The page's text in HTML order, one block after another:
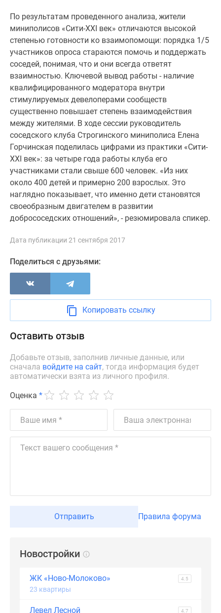
рынка
Покупателю
Экспертиза
новостроек
Эксперты
авторы
проекте
Контакты
Реклама
сайте
Дзен
Машино-
места
Апартаменты
ипотека
ИТ-
ипотека
Квартиры
41%
360°
новостроек
застройщиком
Rutube
Поиск
дома
Новостройки
Рассрочка
По результатам проведенного анализа, жители
миниполисов «Сити-XXI век» отличаются высокой
степенью готовности ко взаимопомощи: порядка 1/5
участников опроса стараются помочь и поддержать
соседей, понимая, что и они всегда ответят
взаимностью. Ключевой вывод работы - наличие
квалифицированного модератора внутри
стимулируемых девелоперами сообществ
существенно повышает степень взаимодействия
между жителями. В ходе сессии руководитель
соседского клуба Строгинского миниполиса Елена
Горчинская поделилась цифрами из практики «Сити-
XXI век»: за четыре года работы клуба его
участниками стали свыше 600 человек. «Из них
около 400 детей и примерно 200 взрослых. Это
наглядно показывает, что именно дети становятся
своеобразным двигателем в развитии
добрососедских отношений», - резюмировала спикер.
Дата публикации 21 сентября 2017
Поделиться с друзьями:
Копировать ссылку
Оставить отзыв
Добавьте отзыв, заполнив личные данные, или
сначала войдите на сайт, тогда информация будет
автоматически взята из личного профиля.
Оценка *
Отправить Правила форума
Новостройки
ЖК «Ново-Молоково» 4.5
23 квартиры
Левел Лесной 4.7